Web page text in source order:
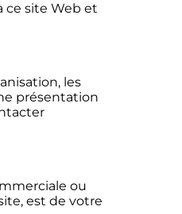
ce site Web et
les
présentation
ou
est de votre